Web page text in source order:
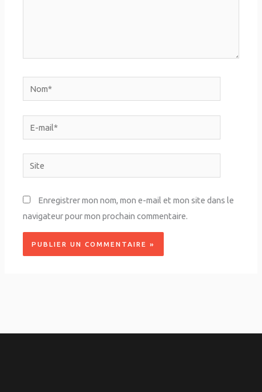
Nom*
E-
mail*
Site
Enregistrer mon nom, mon e-mail et mon site dans le
navigateur pour mon prochain commentaire.